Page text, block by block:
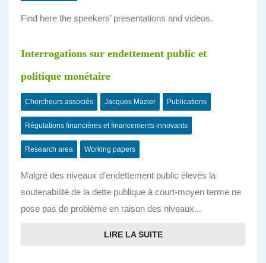
Find here the speekers’ presentations and videos.
Interrogations sur endettement public et
politique monétaire
Chercheurs associés Jacques Mazier Publications
Régulations financières et financements innovants
Research area Working papers
Malgré des niveaux d’endettement public élevés la
soutenabilité de la dette publique à court-moyen terme ne
pose pas de problème en raison des niveaux...
LIRE LA SUITE